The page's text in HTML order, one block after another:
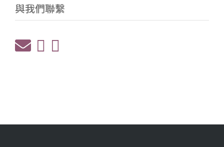
與我們聯繫